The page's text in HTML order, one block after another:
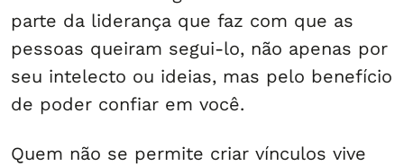
parte da liderança que faz com que as
pessoas queiram segui-lo, não apenas por
seu intelecto ou ideias, mas pelo benefício
de poder confiar em você.
Quem não se permite criar vínculos vive